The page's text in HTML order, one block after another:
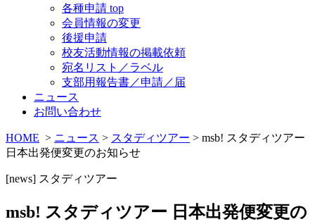
各種申請 top
会員情報の変更
後援申請
校友活動情報の掲載依頼
宛名リスト／ラベル
支部用報告書／申請／届
ニュース
お問い合わせ
HOME > ニュース > スタディツアー > msb! スタディツアー
日本出発便変更のお知らせ
[news] スタディツアー
msb! スタディツアー 日本出発便変更の